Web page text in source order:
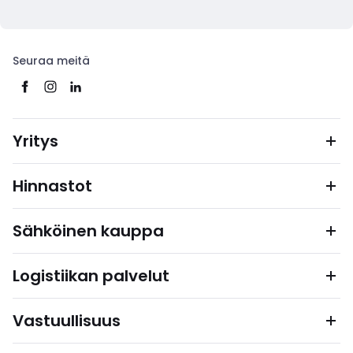
Seuraa meitä
Yritys
Hinnastot
Sähköinen kauppa
Logistiikan palvelut
Vastuullisuus